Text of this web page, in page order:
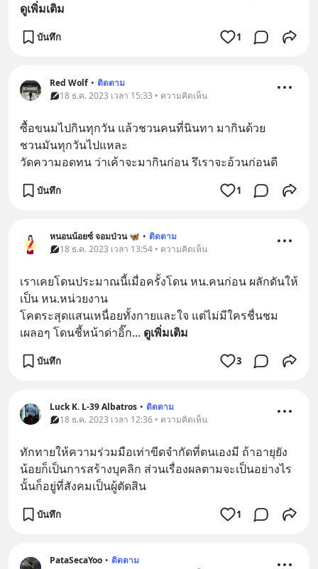
ดูเพิ่มเติม
บันทึก 1
Red Wolf • ติดตาม
18 ธ.ค. 2023 เวลา 15:33 • ความคิดเห็น
ซื้อขนมไปกินทุกวัน แล้วชวนคนที่นินทา มากินด้วย
ชวนมันทุกวันไปแหละ
วัดความอดทน ว่าเค้าจะมากินก่อน รึเราจะอ้วนก่อนดี
บันทึก 1
หนอนน้อยซ์ จอมป่วน 🦋 • ติดตาม
18 ธ.ค. 2023 เวลา 13:54 • ความคิดเห็น
เราเคยโดนประมาณนี้เมื่อครั้งโดน หน.คนก่อน ผลักดันให้
เป็น หน.หน่วยงาน
โคตระสุดแสนเหนื่อยทั้งกายและใจ แต่ไม่มีใครชื่นชม
เผลอๆ โดนชี้หน้าด่าอิ๊ก... ดูเพิ่มเติม
บันทึก 3
Luck K. L-39 Albatros • ติดตาม
18 ธ.ค. 2023 เวลา 12:36 • ความคิดเห็น
ทักทายให้ความร่วมมือเท่าขีดจำกัดที่ตนเองมี ถ้าอายุยัง
น้อยก็เป็นการสร้างบุคลิก ส่วนเรื่องผลตามจะเป็นอย่างไร
นั้นก็อยู่ที่สังคมเป็นผู้ตัดสิน
บันทึก 1
PataSecaYoo • ติดตาม